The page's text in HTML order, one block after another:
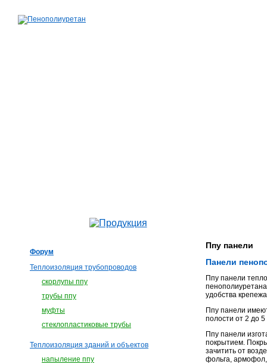
Форум
Теплоизоляция трубопроводов
скорлупы ппу
трубы ппу
муфты
стеклопластиковые трубы
Теплоизоляция зданий и объектов
напыление ппу
Ппу панели
Панели
Ппу панели
удобства
Ппу панели
полости от 2 до
Ппу панели
покрытием.
зачитить от
фольга, армофол,